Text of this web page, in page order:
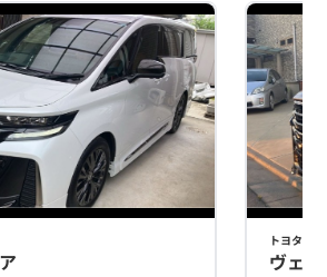
トヨタ
ヴェ